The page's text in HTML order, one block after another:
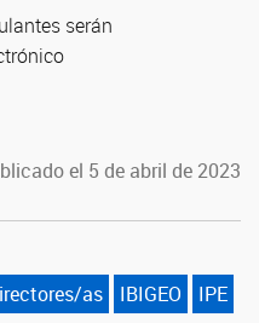
serán
el 5 de abril de 2023
as IBIGEO
IPE